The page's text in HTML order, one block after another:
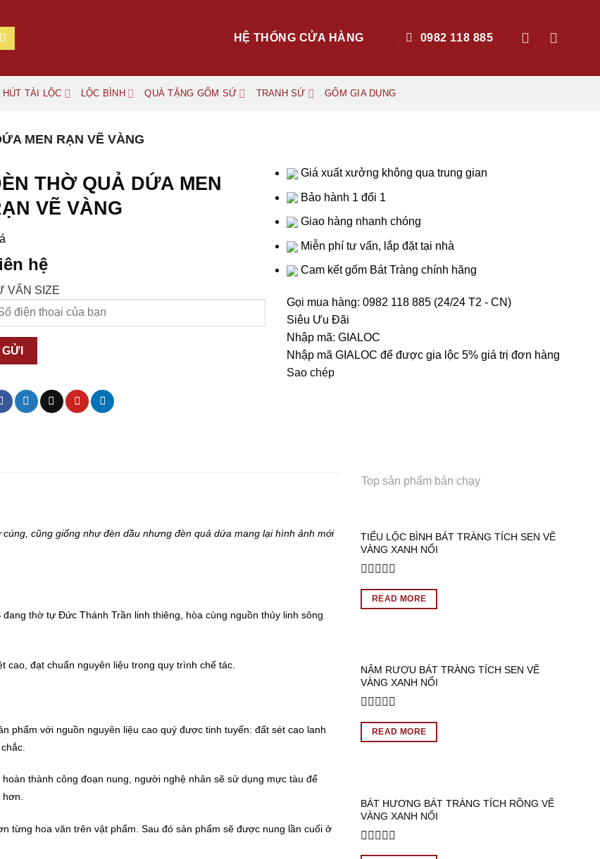
HỆ THỐNG CỬA HÀNG 0982 118 885
HÚT TÀI LỘC LỘC BÌNH QUÀ TẶNG GỐM SỨ TRANH SỨ GỐM GIA DỤNG
MEN RẠN VẼ VÀNG
THỜ QUẢ DỨA MEN
VẼ VÀNG
hệ
VẤN SIZE
Giá xuất xưởng không qua trung gian
Bảo hành 1 đổi 1
Giao hàng nhanh chóng
Miễn phí tư vấn, lắp đặt tại nhà
Cam kết gốm Bát Tràng chính hãng
Gọi mua hàng: 0982 118 885 (24/24 T2 - CN)
Siêu Ưu Đãi
Nhập mã: GIALOC
Nhập mã GIALOC để được gia lộc 5% giá trị đơn hàng
Sao chép
cũng giống như đèn dầu nhưng đèn quả dứa mang lại hình ảnh mới
thờ tự Đức Thánh Trần linh thiêng, hòa cùng nguồn thủy linh sông
đạt chuẩn nguyên liệu trong quy trình chế tác.
phẩm với nguồn nguyên liệu cao quý được tinh tuyển: đất sét cao lanh
thành công đoạn nung, người nghệ nhân sẽ sử dụng mực tàu để
hơn.
từng hoa văn trên vật phẩm. Sau đó sản phẩm sẽ được nung lần cuối ở
Top sản phẩm bán chạy
TIỂU LỘC BÌNH BÁT TRÀNG TÍCH SEN VẼ
VÀNG XANH NỔI
out
READ MORE
NẬM RƯỢU BÁT TRÀNG TÍCH SEN VẼ
VÀNG XANH NỔI
Rated
out
READ MORE
BÁT HƯƠNG BÁT TRÀNG TÍCH RỒNG VẼ
VÀNG XANH NỔI
Rated